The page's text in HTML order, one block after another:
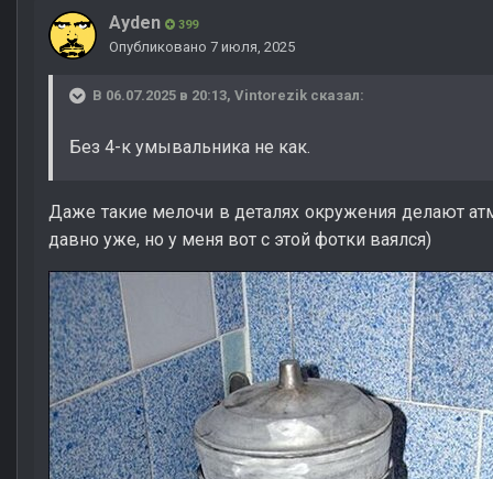
Ayden 399
Опубликовано 7 июля, 2025
В 06.07.2025 в 20:13, Vintorezik сказал:
Без 4-к умывальника не как.
Даже такие мелочи в деталях окружения делают
давно уже, но у меня вот с этой фотки ваялся)